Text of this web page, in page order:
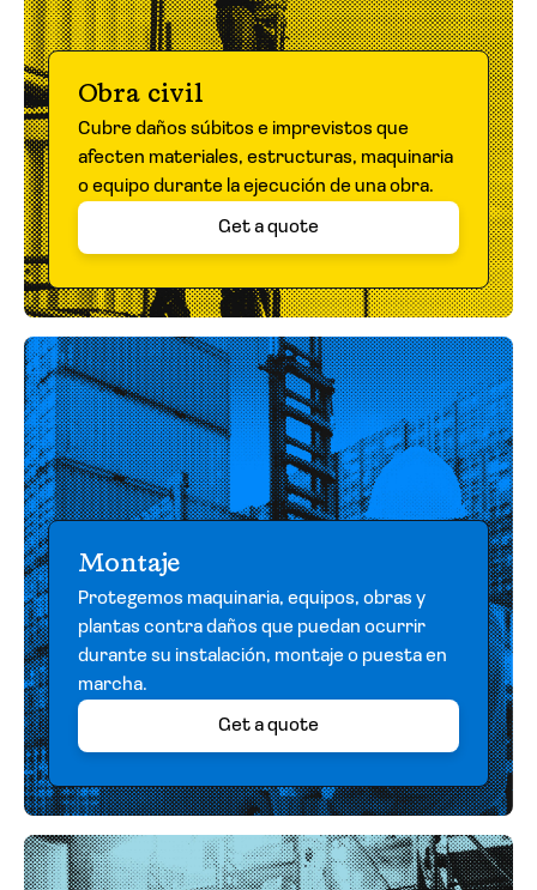
Obra civil
Cubre daños súbitos e imprevistos que
afecten materiales, estructuras, maquinaria
o equipo durante la ejecución de una obra.
Get a quote
Montaje
Protegemos maquinaria, equipos, obras y
plantas contra daños que puedan ocurrir
durante su instalación, montaje o puesta en
marcha.
Get a quote